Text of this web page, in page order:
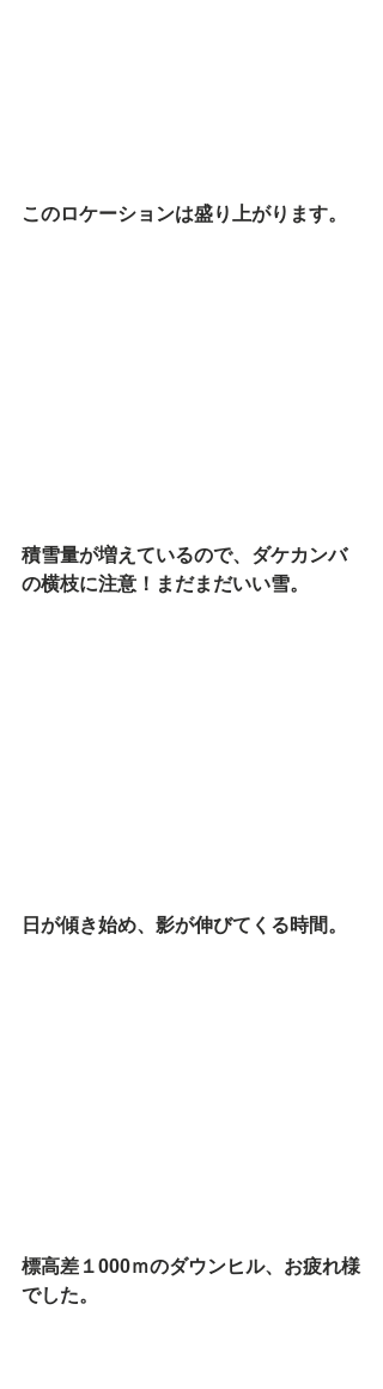
このロケーションは盛り上がります。
積雪量が増えているので、ダケカンバ
の横枝に注意！まだまだいい雪。
日が傾き始め、影が伸びてくる時間。
標高差１000ｍのダウンヒル、お疲れ様
でした。